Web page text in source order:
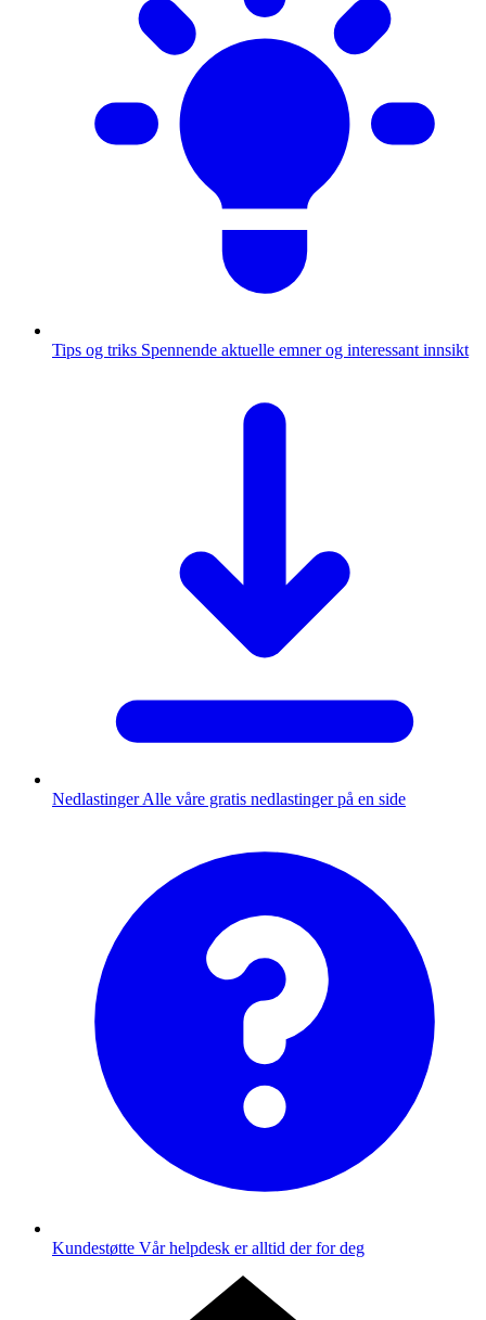
Tips og triks Spennende aktuelle emner og interessant innsikt
Nedlastinger Alle våre gratis nedlastinger på en side
Kundestøtte Vår helpdesk er alltid der for deg